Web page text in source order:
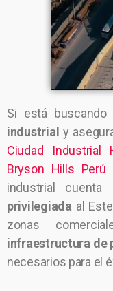
Si está buscando
industrial y
Ciudad Industrial
Bryson Hills
industrial
privilegiada al
zonas
infraestructura de
necesarios para el